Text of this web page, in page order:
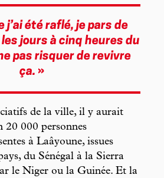
j’ai été raflé, je pars de
jours à cinq heures du
pas risquer de revivre
ça. »
de la ville, il y aurait
20 000 personnes
à Laâyoune, issues
du Sénégal à la Sierra
le Niger ou la Guinée. Et la